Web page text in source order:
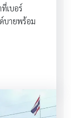
เบอร์
บายพร้อม